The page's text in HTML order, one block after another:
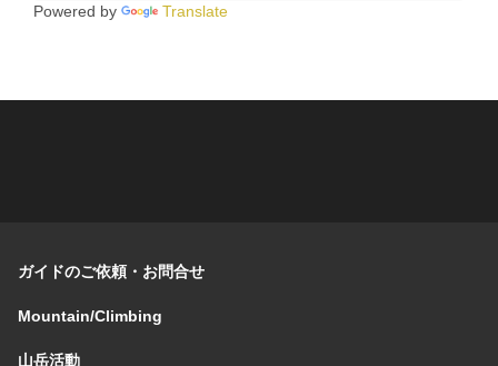
Powered by Translate
ガイドのご依頼・お問合せ
Mountain/Climbing
山岳活動